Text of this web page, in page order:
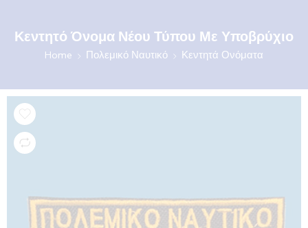
Κεντητό Όνομα Νέου Τύπου Με Υποβρύχιο
Home Πολεμικό Ναυτικό Κεντητά Ονόματα